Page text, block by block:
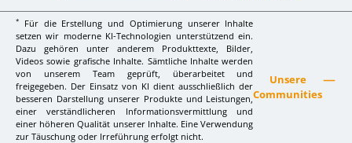
*
Für die Erstellung und Optimierung unserer Inhalte
setzen wir moderne KI-Technologien unterstützend ein.
Dazu gehören unter anderem Produkttexte, Bilder,
Videos sowie grafische Inhalte. Sämtliche Inhalte werden
von unserem Team geprüft, überarbeitet und
freigegeben. Der Einsatz von KI dient ausschließlich der
besseren Darstellung unserer Produkte und Leistungen,
einer verständlicheren Informationsvermittlung und
einer höheren Qualität unserer Inhalte. Eine Verwendung
zur Täuschung oder Irreführung erfolgt nicht.
Unsere
Communities